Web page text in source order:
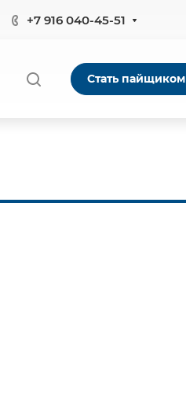
+7 916 040-45-51
Стать пайщиком